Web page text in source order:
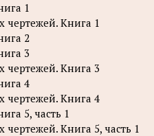
1
чертежей. Книга 1
2
3
чертежей. Книга 3
4
чертежей. Книга 4
5, часть 1
Книга 5, часть 1